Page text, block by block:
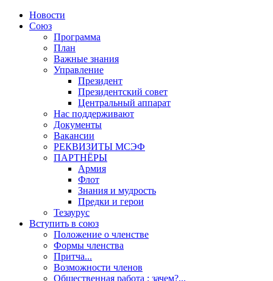
Новости
Союз
Программа
План
Важные знания
Управление
Президент
Президентский совет
Центральный аппарат
Нас поддерживают
Документы
Вакансии
РЕКВИЗИТЫ МСЭФ
ПАРТНЁРЫ
Армия
Флот
Знания и мудрость
Предки и герои
Тезаурус
Вступить в союз
Положение о членстве
Формы членства
Притча...
Возможности членов
Общественная работа : зачем?...